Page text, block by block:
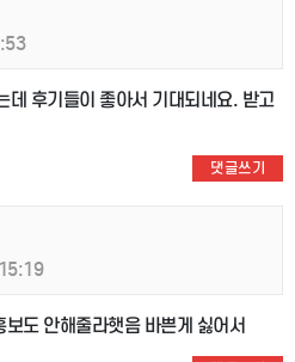
데 후기들이 좋아서 기대되네요. 받고
댓글쓰기
도 안해줄라햇음 바쁜게 싫어서